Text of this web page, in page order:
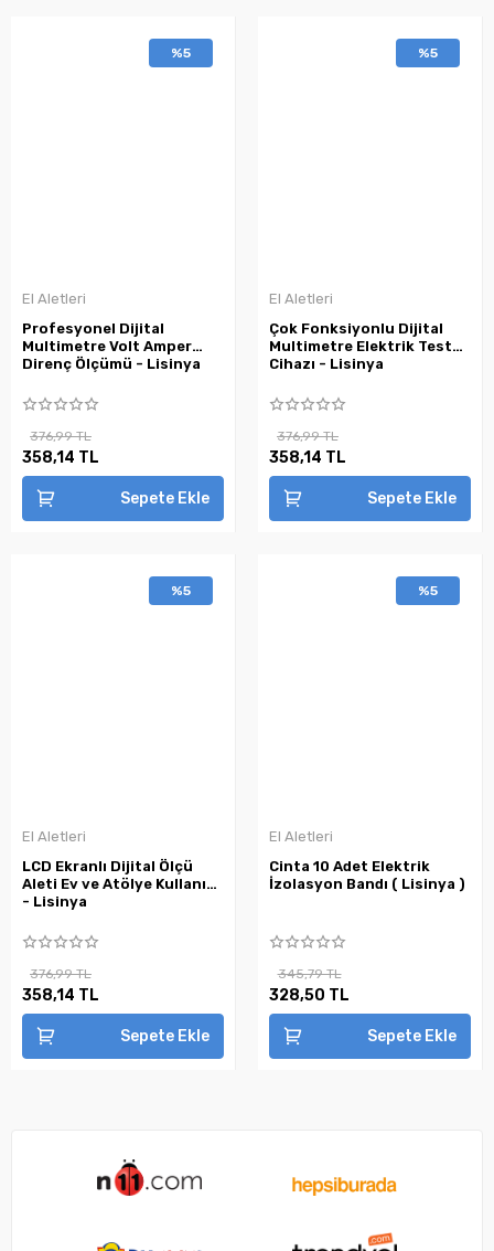
%5
El Aletleri
Profesyonel Dijital
Multimetre Volt Amper
Direnç Ölçümü - Lisinya
376,99 TL
358,14 TL
Sepete Ekle
%5
El Aletleri
Çok Fonksiyonlu Dijital
Multimetre Elektrik Test
Cihazı - Lisinya
376,99 TL
358,14 TL
Sepete Ekle
%5
El Aletleri
LCD Ekranlı Dijital Ölçü
Aleti Ev ve Atölye Kullanımı
- Lisinya
376,99 TL
358,14 TL
Sepete Ekle
%5
El Aletleri
Cinta 10 Adet Elektrik
İzolasyon Bandı ( Lisinya )
345,79 TL
328,50 TL
Sepete Ekle